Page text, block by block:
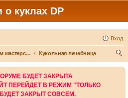
куклах DP
Вход
К вершинам мастерства - вместе
Кукольная лечебница
БУДЕТ ЗАКРЫТА
ПЕРЕЙДЕТ В РЕЖИМ "ТОЛЬКО
ЗАКРЫТ СОВСЕМ.